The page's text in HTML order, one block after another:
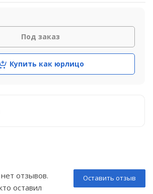
Под заказ
Купить как юрлицо
Оставить отзыв
отзывов.
оставил